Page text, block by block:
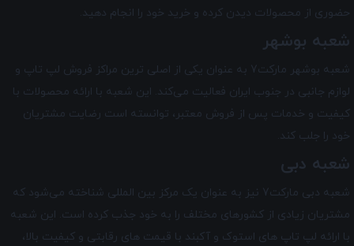
حضوری از محصولات دیدن کرده و خرید خود را انجام دهید.
شعبه بوشهر
شعبه بوشهر مارکت7 به عنوان یکی از اصلی ترین مراکز فروش لپ تاپ و
لوازم جانبی در جنوب ایران فعالیت می‌کند. این شعبه با ارائه محصولات با
کیفیت و خدمات پس از فروش معتبر، توانسته است رضایت مشتریان
خود را جلب کند.
شعبه دبی
شعبه دبی مارکت7 نیز به عنوان یک مرکز بین‌ المللی شناخته می‌شود که
مشتریان زیادی از کشورهای مختلف را به خود جذب کرده است. این شعبه
با ارائه لپ تاپ های استوک و آکبند با قیمت های رقابتی و کیفیت بالا،